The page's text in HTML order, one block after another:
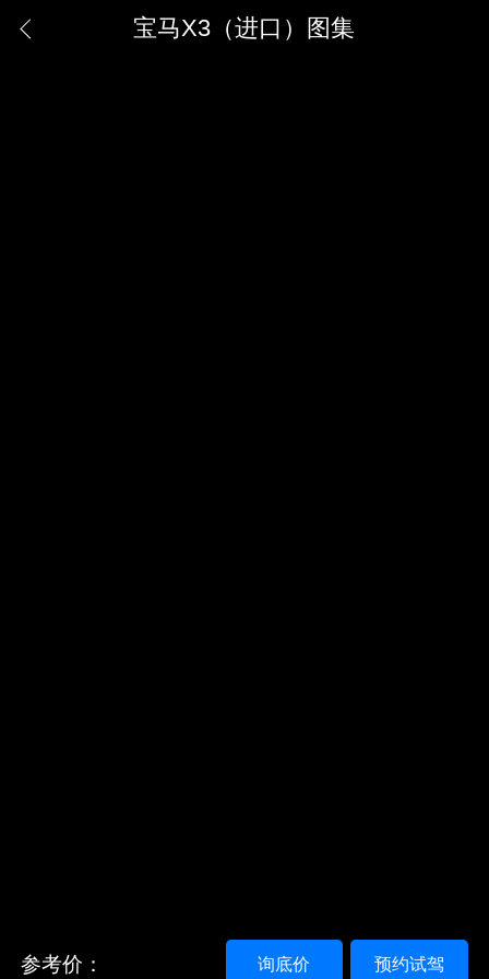
宝马X3（进口）图集
参考价： 预约试驾
询底价